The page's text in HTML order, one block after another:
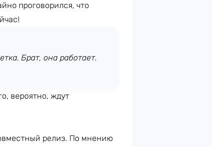
проговорился, что
Брат, она работает.
вероятно, ждут
релиз. По мнению